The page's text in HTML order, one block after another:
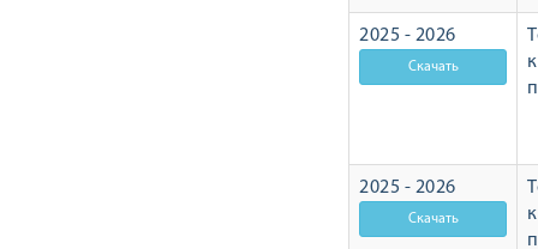
2025 - 2026
2025 - 2026